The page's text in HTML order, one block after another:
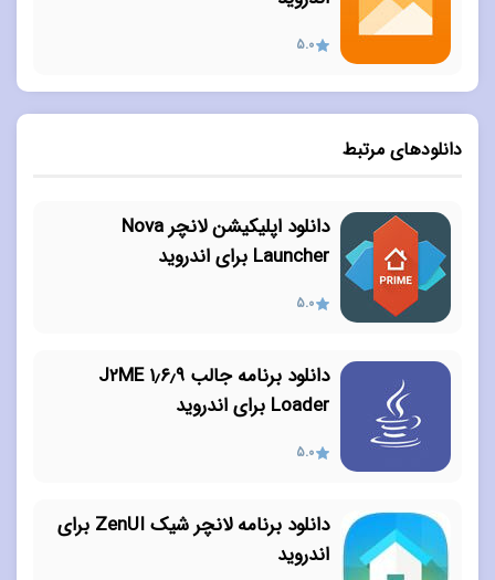
دانلودهای مرتبط
دانلود اپلیکیشن لانچر Nova
Launcher برای اندروید
5.0
دانلود برنامه جالب ۱٫۶٫۹ J2ME
Loader برای اندروید
5.0
دانلود برنامه لانچر شیک ZenUI برای
اندروید
5.0